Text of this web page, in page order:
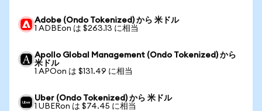
Adobe (Ondo Tokenized) から 米ドル
1 ADBEon は $263.13 に相当
Apollo Global Management (Ondo Tokenized) から
米ドル
1 APOon は $131.49 に相当
Uber (Ondo Tokenized) から 米ドル
1 UBERon は $74.45 に相当